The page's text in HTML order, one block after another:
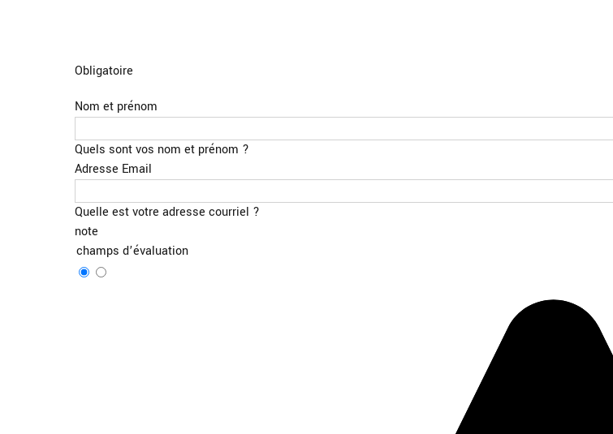
Obligatoire
Nom et prénom
Quels sont vos nom et prénom ?
Adresse Email
Quelle est votre adresse courriel ?
note
champs d’évaluation